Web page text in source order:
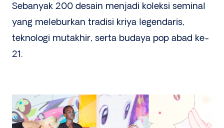
Sebanyak 200 desain menjadi koleksi seminal
yang meleburkan tradisi kriya legendaris,
teknologi mutakhir, serta budaya pop abad ke-
21.